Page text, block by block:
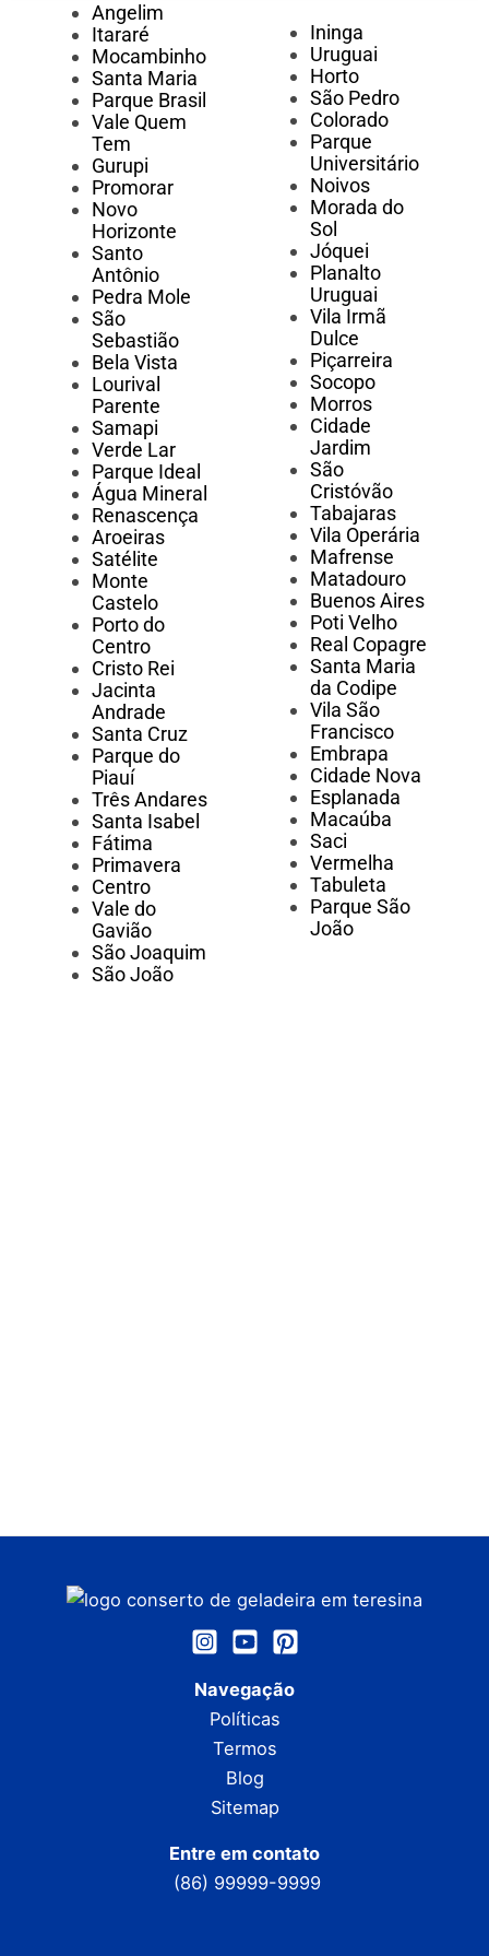
Angelim
Itararé
Mocambinho
Santa Maria
Parque Brasil
Vale Quem
Tem
Gurupi
Promorar
Novo
Horizonte
Santo
Antônio
Pedra Mole
São
Sebastião
Bela Vista
Lourival
Parente
Samapi
Verde Lar
Parque Ideal
Água Mineral
Renascença
Aroeiras
Satélite
Monte
Castelo
Porto do
Centro
Cristo Rei
Jacinta
Andrade
Santa Cruz
Parque do
Piauí
Três Andares
Santa Isabel
Fátima
Primavera
Centro
Vale do
Gavião
São Joaquim
São João
Ininga
Uruguai
Horto
São Pedro
Colorado
Parque
Universitário
Noivos
Morada do
Sol
Jóquei
Planalto
Uruguai
Vila Irmã
Dulce
Piçarreira
Socopo
Morros
Cidade
Jardim
São
Cristóvão
Tabajaras
Vila Operária
Mafrense
Matadouro
Buenos Aires
Poti Velho
Real Copagre
Santa Maria
da Codipe
Vila São
Francisco
Embrapa
Cidade Nova
Esplanada
Macaúba
Saci
Vermelha
Tabuleta
Parque São
João
Navegação
Políticas
Termos
Blog
Sitemap
Entre em contato
(86) 99999-9999